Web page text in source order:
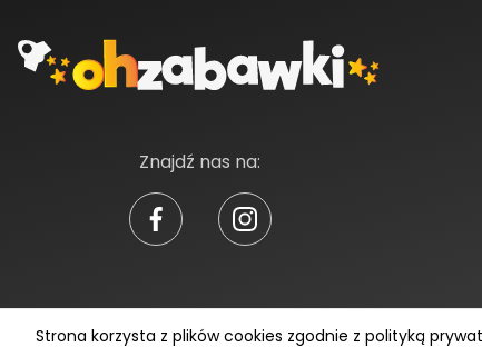
Znajdź nas na:
Ohzabawki © 2026. Wszelkie prawa zastrzeżone
Strona korzysta z plików cookies zgodnie z polityką